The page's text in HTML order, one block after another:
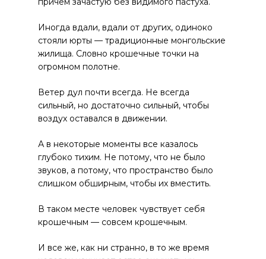
Иногда вдали, вдали от других, одиноко
стояли юрты — традиционные монгольские
жилища. Словно крошечные точки на
огромном полотне.
Ветер дул почти всегда. Не всегда
сильный, но достаточно сильный, чтобы
воздух оставался в движении.
А в некоторые моменты все казалось
глубоко тихим. Не потому, что не было
звуков, а потому, что пространство было
слишком обширным, чтобы их вместить.
В таком месте человек чувствует себя
крошечным — совсем крошечным.
И все же, как ни странно, в то же время